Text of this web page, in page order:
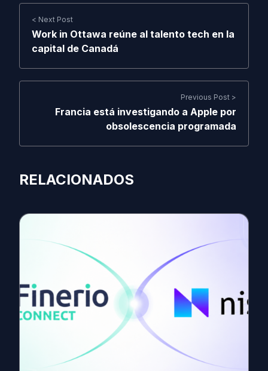
< Next Post
Work in Ottawa reúne al talento tech en la
capital de Canadá
Previous Post >
Francia está investigando a Apple por
obsolescencia programada
RELACIONADOS